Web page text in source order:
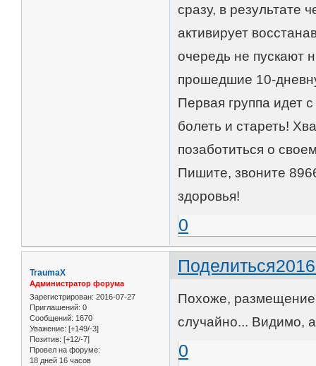
сразу, в результате
активирует
очередь не пускают
прошедшие 10-
Первая группа идет
болеть и стареть!
позаботиться о
Пишите, звоните
здоровья!
0
Поделиться
TraumaX
Администратор форума
Зарегистрирован: 2016-07-27
Приглашений: 0
Сообщений: 1670
Уважение: [+149/-3]
Позитив: [+12/-7]
Провел на форуме:
18 дней 16 часов
Похоже, размещение
случайно... Видимо,
0